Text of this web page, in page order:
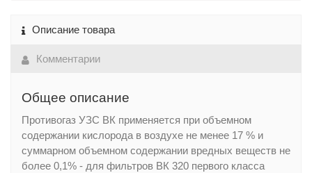
Описание товара
Комментарии
Общее описание
Противогаз УЗС ВК применяется при объемном
содержании кислорода в воздухе не менее 17 % и
суммарном объемном содержании вредных веществ не
более 0,1% - для фильтров ВК 320 первого класса